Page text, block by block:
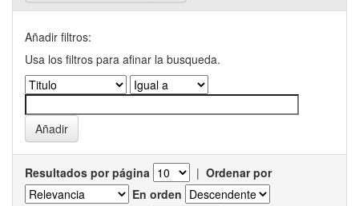
Añadir filtros:
Usa los filtros para afinar la busqueda.
Resultados por página | Ordenar por
En orden